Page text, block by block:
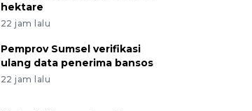
hektare
22 jam lalu
Pemprov Sumsel verifikasi
ulang data penerima bansos
22 jam lalu